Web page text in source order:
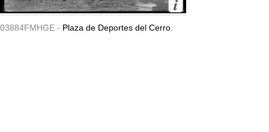
03884FMHGE - Plaza de Deportes del Cerro.